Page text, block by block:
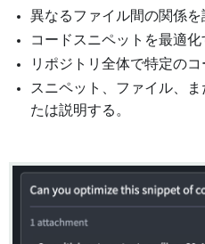
異なるファイル間の関係を
コードスニペットを最適化
リポジトリ全体で特定のコ
スニペット、ファイル、
たは説明する。